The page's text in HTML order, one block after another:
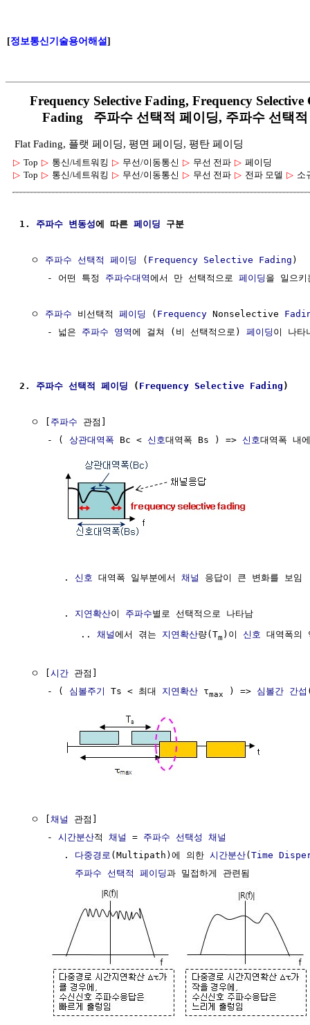
[정보통신기술용어해설]
Frequency Selective Fading, Frequency
Fading 주파수 선택적 페이딩, 주파수 선택
Flat Fading, 플랫 페이딩, 평면 페이딩, 평탄 페이딩
▷ Top ▷ 통신/네트워킹 ▷ 무선/이동통신 ▷ 무선 전파 ▷ 페이딩
▷ Top ▷ 통신/네트워킹 ▷ 무선/이동통신 ▷ 무선 전파 ▷ 전파 모델 ▷ 소
1. 주파수 변동성에 따른 페이딩 구분
  ㅇ
주파수 선택적 페이딩 ( Frequency Selective Fading )
     - 어떤 특정
주파수대역에서 만 선택적으로 페이딩 을 일으
  ㅇ
주파수 비선택적 페이딩 ( Frequency Nonselective
     - 넓은
주파수 영역에 걸쳐 (비 선택적으로) 페이딩 이 나타
2. 주파수 선택적 페이딩 ( Frequency Selective Fading )
  ㅇ [
주파수 관점]
     - (
상관대역폭 Bc < 신호대역폭 Bs ) => 신호대역폭 내
        .
신호 대역폭 일부분에서 채널 응답이 큰 변화를 보임
        .
지연확산이 주파수별로 선택적으로 나타남
           ..
채널에서 겪는 지연확산량(Tm)이 신호 대역폭의
  ㅇ [
시간 관점]
     - (
심볼주기 Ts < 최대 지연확산 τmax ) => 심볼간 간섭
  ㅇ [
채널
관점]
     -
시간분산적 채널 = 주파수 선택성
채널
        .
다중경로 (Multipath)에 의한 시간분산( Time
주파수 선택적
페이딩과 밀접하게 관련됨